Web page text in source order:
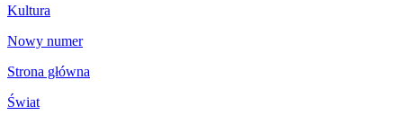
Kultura
Nowy numer
Strona główna
Świat